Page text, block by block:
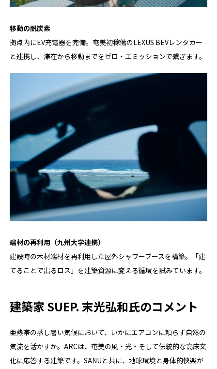
移動の脱炭素
拠点内にEV充電器を完備。奄美初稼働のLEXUS BEVレンタカー
と連携し、滞在から移動までをゼロ・エミッションで繋ぎます。
端材の再利用（九州大学連携）
建設時の木材端材を再利用した屋外シャワーブースを構築。「建
てることで出るロス」を建築資源に変える循環を試みています。
建築家 SUEP. 末光弘和氏のコメント
亜熱帯の蒸し暑い気候において、いかにエアコンに頼らず自然の
気流を活かすか。ARCは、奄美の風・光・そして伝統的な高床文
化に応答する建築です。SANUと共に、地球環境と身体的快楽が